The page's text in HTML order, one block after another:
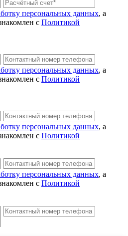
персональных данных, а
с Политикой
персональных данных, а
с Политикой
персональных данных, а
с Политикой
персональных данных, а
с Политикой